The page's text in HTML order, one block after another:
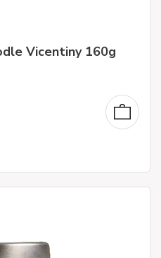
Vicentiny 160g